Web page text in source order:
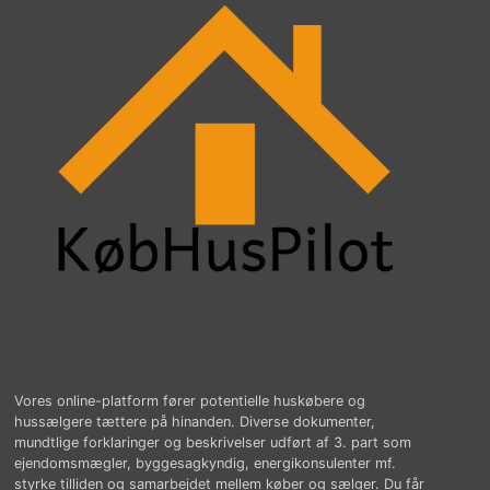
Vores online-platform fører potentielle huskøbere og
hussælgere tættere på hinanden. Diverse dokumenter,
mundtlige forklaringer og beskrivelser udført af 3. part som
ejendomsmægler, byggesagkyndig, energikonsulenter mf.
styrke tilliden og samarbejdet mellem køber og sælger. Du får